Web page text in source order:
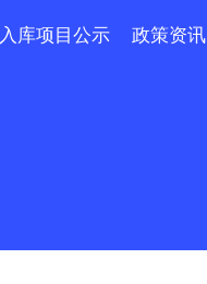
入库项目公示 政策资讯